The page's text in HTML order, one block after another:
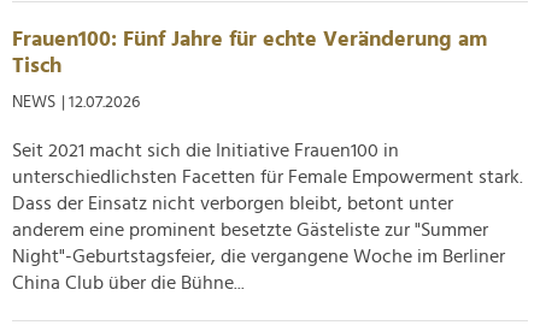
Frauen100: Fünf Jahre für echte Veränderung am
Tisch
NEWS | 12.07.2026
Seit 2021 macht sich die Initiative Frauen100 in
unterschiedlichsten Facetten für Female Empowerment stark.
Dass der Einsatz nicht verborgen bleibt, betont unter
anderem eine prominent besetzte Gästeliste zur "Summer
Night"-Geburtstagsfeier, die vergangene Woche im Berliner
China Club über die Bühne...